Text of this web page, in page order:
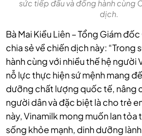
sức tiếp đầu và đồng hành cùng
dịch.
Bà Mai Kiều Liên – Tổng Giám
chia sẻ về chiến dịch này: “Trong
hành cùng với nhiều thế hệ người
nỗ lực thực hiện sứ mệnh mang
dưỡng chất lượng quốc tế, nâng
người dân và đặc biệt là cho trẻ
này, Vinamilk mong muốn lan tỏa
sống khỏe mạnh, dinh dưỡng